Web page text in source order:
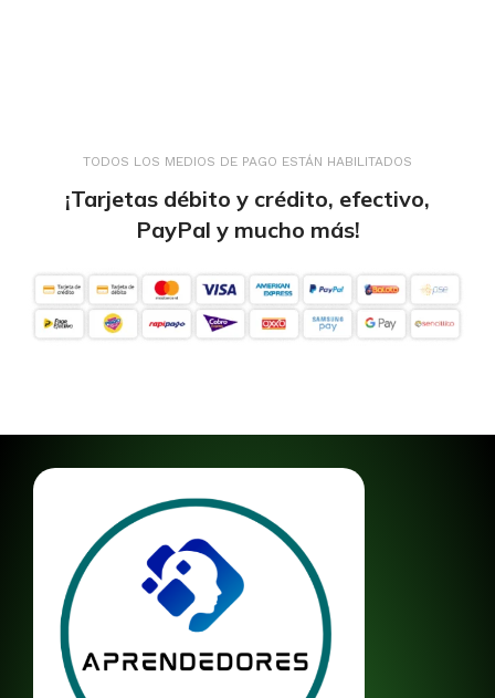
TODOS LOS MEDIOS DE PAGO ESTÁN HABILITADOS
¡Tarjetas débito y crédito, efectivo,
PayPal y mucho más!